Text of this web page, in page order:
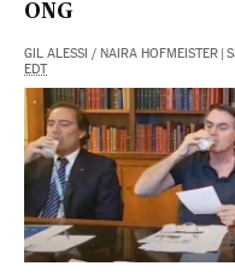
ONG
GIL ALESSI / NAIRA HOFMEISTER |
EDT